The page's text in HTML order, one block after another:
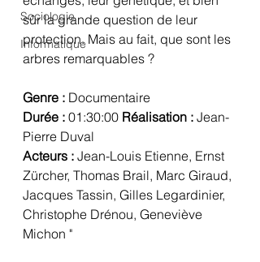
Sociologie
Informatique
sûr la grande question de leur
protection. Mais au fait, que sont les
arbres remarquables ?
Genre : Documentaire
Durée : 01:30:00 Réalisation : Jean-
Pierre Duval
Acteurs : Jean-Louis Etienne, Ernst
Zürcher, Thomas Brail, Marc Giraud,
Jacques Tassin, Gilles Legardinier,
Christophe Drénou, Geneviève
Michon "